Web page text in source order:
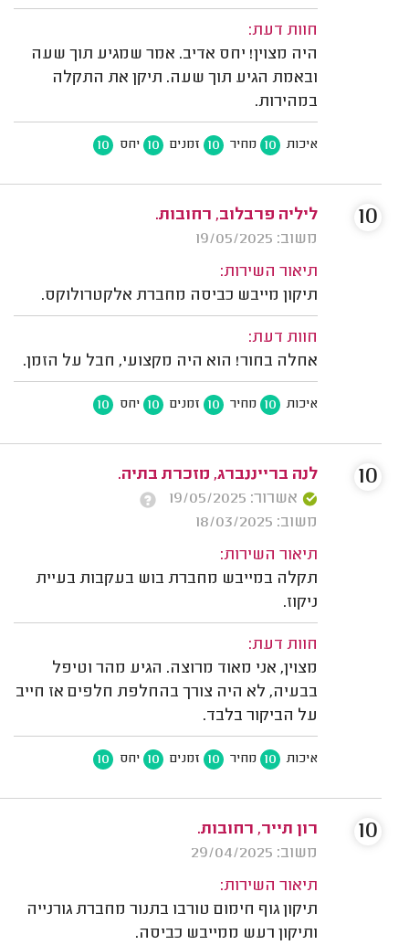
חוות דעת:
היה מצוין! יחס אדיב. אמר שמגיע תוך שעה
ובאמת הגיע תוך שעה. תיקן את התקלה
במהירות.
איכות 10 מחיר 10 זמנים 10 יחס 10
ליליה פרבלוב, רחובות.
משוב: 19/05/2025
תיאור השירות:
תיקון מייבש כביסה מחברת אלקטרולוקס.
חוות דעת:
אחלה בחור! הוא היה מקצועי, חבל על הזמן.
איכות 10 מחיר 10 זמנים 10 יחס 10
10
לנה ברייננברג, מזכרת בתיה.
אשרור: 19/05/2025
משוב: 18/03/2025
תיאור השירות:
תקלה במייבש מחברת בוש בעקבות בעיית
ניקוז.
חוות דעת:
מצוין, אני מאוד מרוצה. הגיע מהר וטיפל
בבעיה, לא היה צורך בהחלפת חלפים אז חייב
על הביקור בלבד.
איכות 10 מחיר 10 זמנים 10 יחס 10
10
רון תייר, רחובות.
משוב: 29/04/2025
תיאור השירות:
תיקון גוף חימום טורבו בתנור מחברת גורנייה
ותיקון רעש ממייבש כביסה.
10